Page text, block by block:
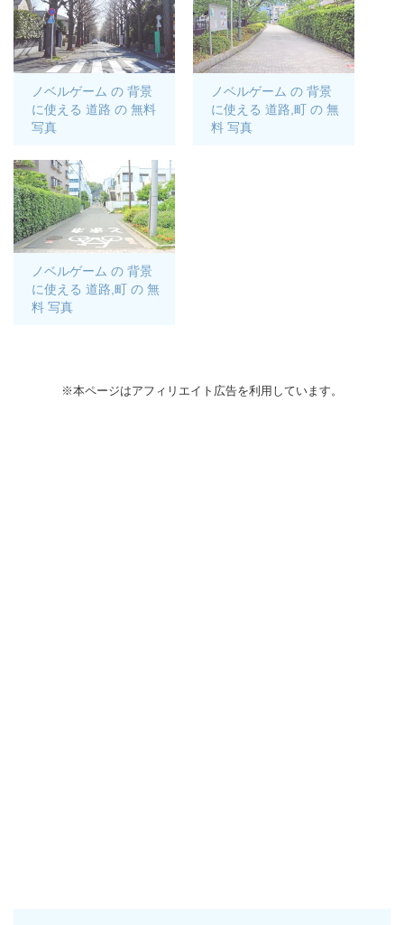
ノベルゲーム の 背景
に使える 道路 の 無料
写真
ノベルゲーム の 背景
に使える 道路,町 の 無
料 写真
ノベルゲーム の 背景
に使える 道路,町 の 無
料 写真
※本ページはアフィリエイト広告を利用しています。